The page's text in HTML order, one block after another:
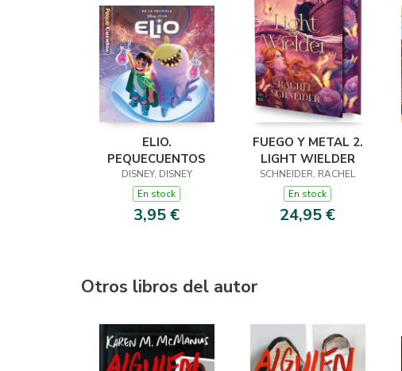
ELIO.
PEQUECUENTOS
DISNEY, DISNEY
En stock
3,95 €
FUEGO Y METAL 2.
LIGHT WIELDER
SCHNEIDER, RACHEL
En stock
24,95 €
Otros libros del autor